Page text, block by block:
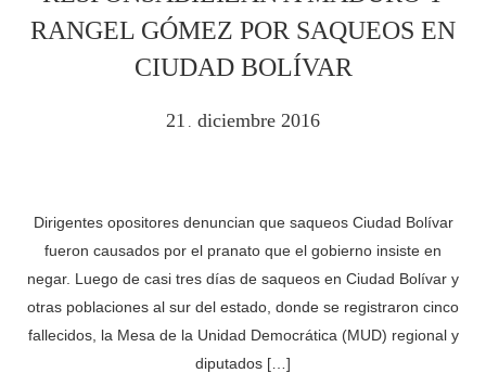
RANGEL GÓMEZ POR SAQUEOS EN
CIUDAD BOLÍVAR
21 . diciembre 2016
Dirigentes opositores denuncian que saqueos Ciudad Bolívar
fueron causados por el pranato que el gobierno insiste en
negar. Luego de casi tres días de saqueos en Ciudad Bolívar y
otras poblaciones al sur del estado, donde se registraron cinco
fallecidos, la Mesa de la Unidad Democrática (MUD) regional y
diputados […]